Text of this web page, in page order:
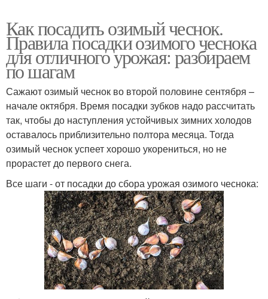
Как посадить озимый чеснок.
Правила посадки озимого чеснока
для отличного урожая: разбираем
по шагам
Сажают озимый чеснок во второй половине сентября –
начале октября. Время посадки зубков надо рассчитать
так, чтобы до наступления устойчивых зимних холодов
оставалось приблизительно полтора месяца. Тогда
озимый чеснок успеет хорошо укорениться, но не
прорастет до первого снега.
Все шаги - от посадки до сбора урожая озимого чеснока: